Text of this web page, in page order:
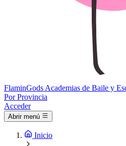
FlaminGods Academias de Baile y
Por Provincia
Acceder
Abrir menú
Inicio